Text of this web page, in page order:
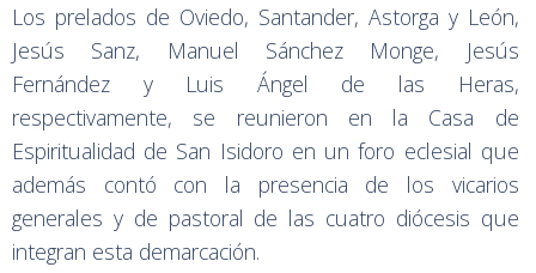
Los prelados de Oviedo, Santander, Astorga y León,
Jesús Sanz, Manuel Sánchez Monge, Jesús
Fernández y Luis Ángel de las Heras,
respectivamente, se reunieron en la Casa de
Espiritualidad de San Isidoro en un foro eclesial que
además contó con la presencia de los vicarios
generales y de pastoral de las cuatro diócesis que
integran esta demarcación.